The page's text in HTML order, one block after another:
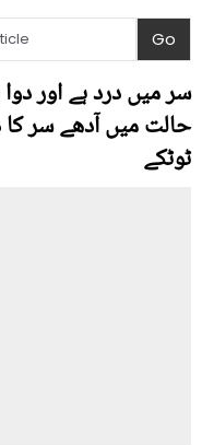
سر میں درد ہے اور
ٹوٹکے